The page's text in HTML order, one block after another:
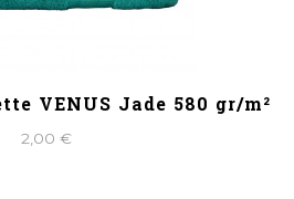
VENUS Jade 580 gr/m²
2,00 €